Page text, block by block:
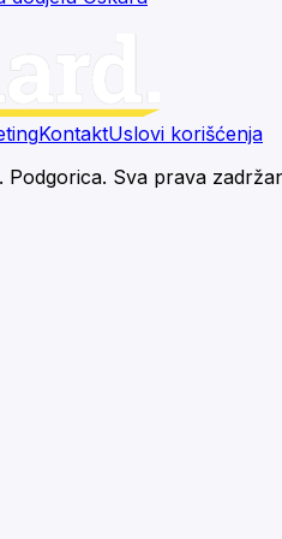
KontaktUslovi korišćenja
Podgorica. Sva prava